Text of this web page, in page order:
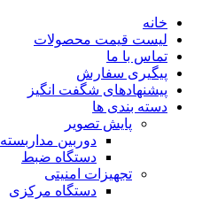
خانه
لیست قیمت محصولات
تماس با ما
پیگیری سفارش
پیشنهادهای شگفت انگیز
دسته بندی ها
پایش تصویر
دوربین مداربسته
دستگاه ضبط
تجهیزات امنیتی
دستگاه مرکزی